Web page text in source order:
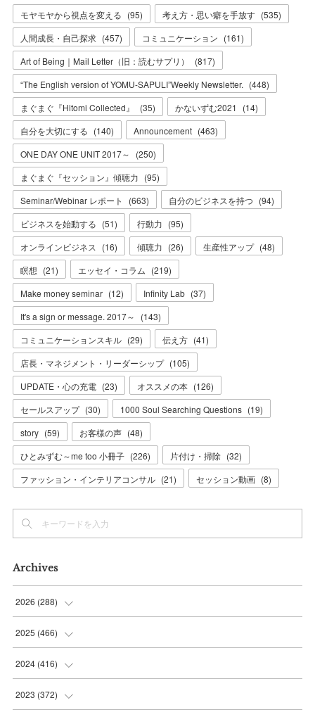
モヤモヤから視点を変える (95) 考え方・思い癖を手放す (535)
人間成長・自己探求 (457) コミュニケーション (161)
Art of Being｜Mail Letter（旧：読むサプリ）
(817)
“The English version of YOMU-SAPULI”Weekly Newsletter. (448)
まぐまぐ『Hitomi Collected』
(35) かないずむ2021 (14)
自分を大切にする (140) Announcement (463)
ONE DAY ONE UNIT 2017～
(250)
まぐまぐ『セッション』傾聴力 (95)
Seminar/Webinar レポート
(663) 自分のビジネスを持つ (94)
ビジネスを始動する (51) 行動力 (95)
オンラインビジネス
(16) 傾聴力 (26) 生産性アップ (48)
瞑想 (21) エッセイ・コラム (219)
Make money seminar (12) Infinity Lab (37)
It's a sign or message. 2017～
(143)
コミュニケーションスキル (29) 伝え方 (41)
店長・マネジメント・リーダーシップ (105)
UPDATE・心の充電 (23) オススメの本 (126)
セールスアップ (30) 1000 Soul Searching Questions (19)
story (59) お客様の声 (48)
ひとみずむ～me too 小冊子 (226) 片付け・掃除 (32)
ファッション・インテリアコンサル (21) セッション動画 (8)
Archives
2026 (288)
(9)
(36
(37
2025 (466)
(56
(37
2024 (416)
(38
2023 (372)